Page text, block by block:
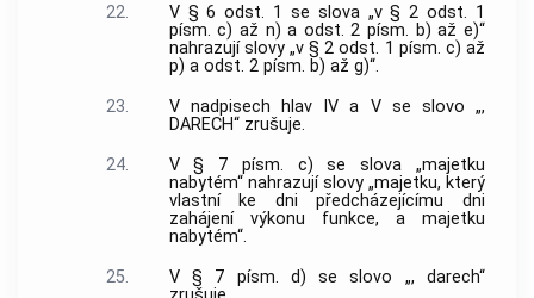
22.
V § 6 odst. 1 se slova „v § 2 odst. 1
písm. c) až n) a odst. 2 písm. b) až e)“
nahrazují slovy „v § 2 odst. 1 písm. c) až
p) a odst. 2 písm. b) až g)“.
23.
V nadpisech hlav IV a V se slovo „,
DARECH“ zrušuje.
24.
V § 7 písm. c) se slova „majetku
nabytém“ nahrazují slovy „majetku, který
vlastní ke dni předcházejícímu dni
zahájení výkonu funkce, a majetku
nabytém“.
25.
V § 7 písm. d) se slovo „, darech“